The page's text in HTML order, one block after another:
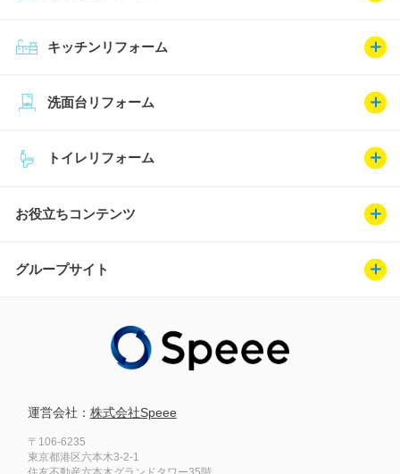
キッチンリフォーム
トイレリフォーム
洗面台リフォーム
お役立ちコンテンツ
グループサイト
運営会社： 株式会社Speee
〒106-6235
東京都港区六本木3-2-1